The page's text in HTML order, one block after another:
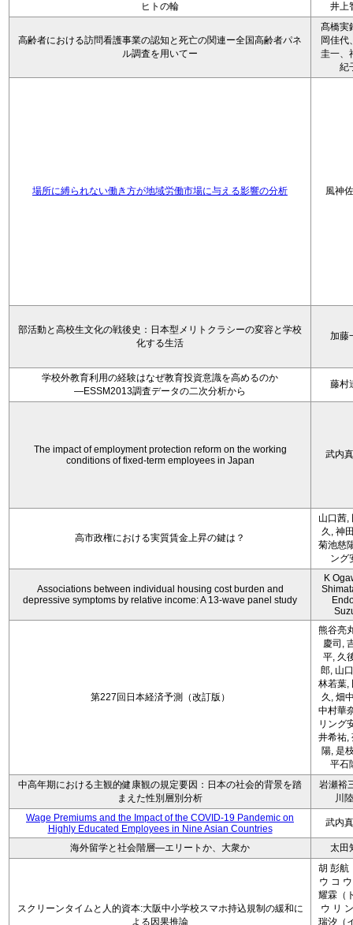
ヒトの輪 井上
高齢者における訪問看護事業の認知と死亡の関連ー全国高齢者パネ
ル調査を用いてー
髙橋実
岡佳代
圭一、
紀
場所に縛られない働き方が地域労働市場に与える影響の分析 風神
部活動と高校生文化の戦後史：日本型メリトクラシーの変容と学校
化する生活
加藤
学校外教育利用の経験はなぜ教育投資意識を高めるのか
―ESSM2013調査データの二次分析から
藤村
The impact of employment protection reform on the working
conditions of fixed-term employees in Japan
武内
高市政権における実質賃金上昇の鍵は？
山口茜,
久, 神
菊池慈
ング
Associations between individual housing cost burden and
depressive symptoms by relative income: A 13-wave panel study
K
第227回日本経済予測（改訂版）
熊谷亮
慶司,
平, 久
郎, 山
林若葉,
久, 畑
中村華
リング
井希祐,
陽, 是
平石
中高年期における主観的健康観の規定要因：日本の社会的背景を踏
まえた性別層別分析
岩瀬裕
川
Wage Premiums and the Impact of the COVID‑19 Pandemic on
Highly Educated Employees in Nine Asian Countries
武内
海外留学と社会階層―エリートか、大衆か 太田
スクリーンタイムと人的資本:大阪中小学校スマホ持込規制の緩和に
よる因果推論
胡 彭航
ウ コ
耀霖（
ウ リ
瑞汐（